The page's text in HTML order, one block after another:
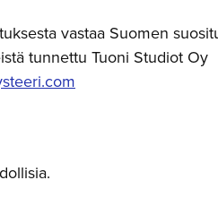
vastaa Suomen
tunnettu Tuoni Studiot Oy